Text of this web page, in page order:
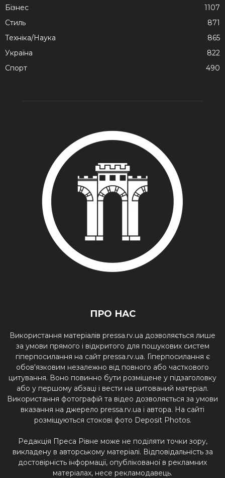
Бізнес
1107
Стиль
871
Техніка/Наука
865
Україна
822
Спорт
490
ПРО НАС
Використання матеріалів pressa.rv.ua дозволяється лише
за умови прямого і відкритого для пошукових систем
гіперпосилання на сайт pressa.rv.ua. Гіперпосилання є
обов'язковим незалежно від повного або часткового
цитування. Воно повинно бути розміщене у підзаголовку
або у першому абзаці і вести на цитований матеріал.
Використання фотографій та відео дозволяється за умови
вказання на джерело pressa.rv.ua і автора. На сайті
розміщуються стокові фото Deposit Photos.
Редакція Преса Рівне може не поділяти точки зору,
викладену в авторському матеріалі. Відповідальність за
достовірність інформації, опублікованої в рекламних
матеріалах, несе рекламодавець.